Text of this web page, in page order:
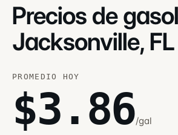
Precios de
Jacksonville, FL
PROMEDIO HOY
$3.86/gal